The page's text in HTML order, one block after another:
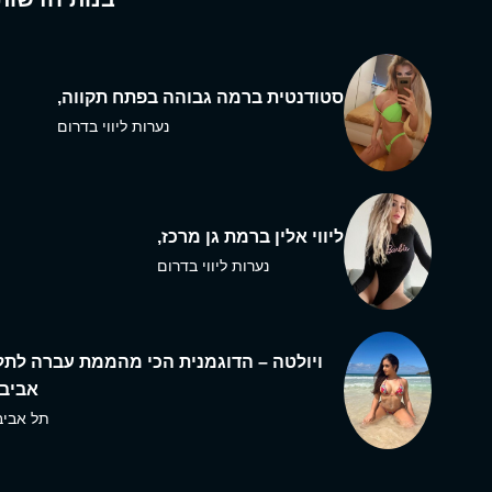
סטודנטית ברמה גבוהה בפתח תקווה,
נערות ליווי בדרום
ליווי אלין ברמת גן מרכז,
נערות ליווי בדרום
ויולטה – הדוגמנית הכי מהממת עברה
תל